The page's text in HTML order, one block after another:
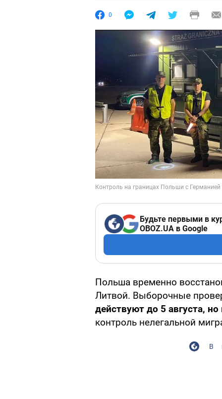
0
Будьте первыми в
OBOZ.UA в Google
Польша временно
Литвой. Выборочные
действуют до 5 августа,
контроль нелегальной